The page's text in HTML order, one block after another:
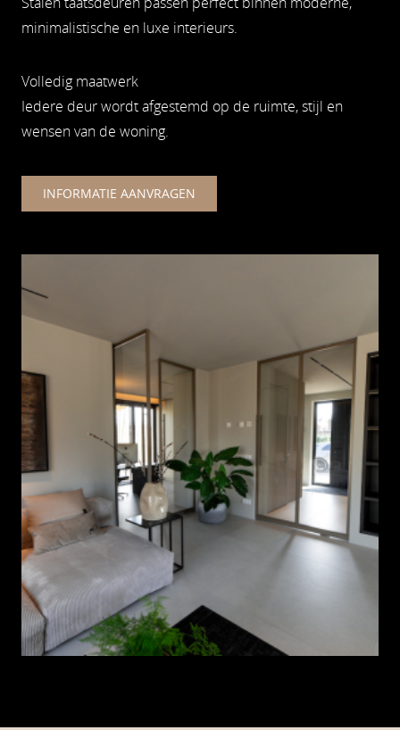
minimalistische en luxe interieurs.
Volledig maatwerk
Iedere deur wordt afgestemd op de ruimte, stijl en
wensen van de woning.
INFORMATIE AANVRAGEN